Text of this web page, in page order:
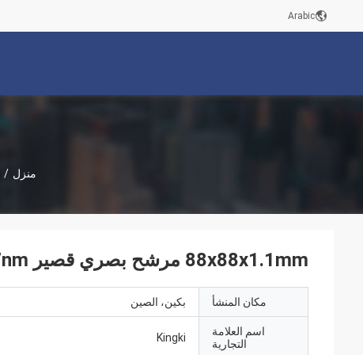
Arabic
منزل /
88x88x1.1mm مرشح بصري قصير 707nm لأداة التحليل
مكان المنشأ بكين، الصين
اسم العلامة
التجارية
Kingki